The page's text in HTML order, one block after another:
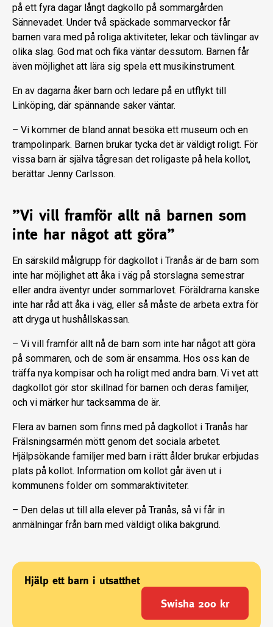
på ett fyra dagar långt dagkollo på sommargården
Sännevadet. Under två späckade sommarveckor får
barnen vara med på roliga aktiviteter, lekar och tävlingar av
olika slag. God mat och fika väntar dessutom. Barnen får
även möjlighet att lära sig spela ett musikinstrument.
En av dagarna åker barn och ledare på en utflykt till
Linköping, där spännande saker väntar.
– Vi kommer de bland annat besöka ett museum och en
trampolinpark. Barnen brukar tycka det är väldigt roligt. För
vissa barn är själva tågresan det roligaste på hela kollot,
berättar Jenny Carlsson.
”Vi vill framför allt nå barnen som
inte har något att göra”
En särskild målgrupp för dagkollot i Tranås är de barn som
inte har möjlighet att åka i väg på storslagna semestrar
eller andra äventyr under sommarlovet. Föräldrarna kanske
inte har råd att åka i väg, eller så måste de arbeta extra för
att dryga ut hushållskassan.
– Vi vill framför allt nå de barn som inte har något att göra
på sommaren, och de som är ensamma. Hos oss kan de
träffa nya kompisar och ha roligt med andra barn. Vi vet att
dagkollot gör stor skillnad för barnen och deras familjer,
och vi märker hur tacksamma de är.
Flera av barnen som finns med på dagkollot i Tranås har
Frälsningsarmén mött genom det sociala arbetet.
Hjälpsökande familjer med barn i rätt ålder brukar erbjudas
plats på kollot. Information om kollot går även ut i
kommunens folder om sommaraktiviteter.
– Den delas ut till alla elever på Tranås, så vi får in
anmälningar från barn med väldigt olika bakgrund.
Hjälp ett barn i utsatthet
Swisha 200 kr